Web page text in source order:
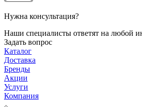
Нужна консультация?
Наши специалисты ответят на любой
Задать вопрос
Каталог
Доставка
Бренды
Акции
Услуги
Компания